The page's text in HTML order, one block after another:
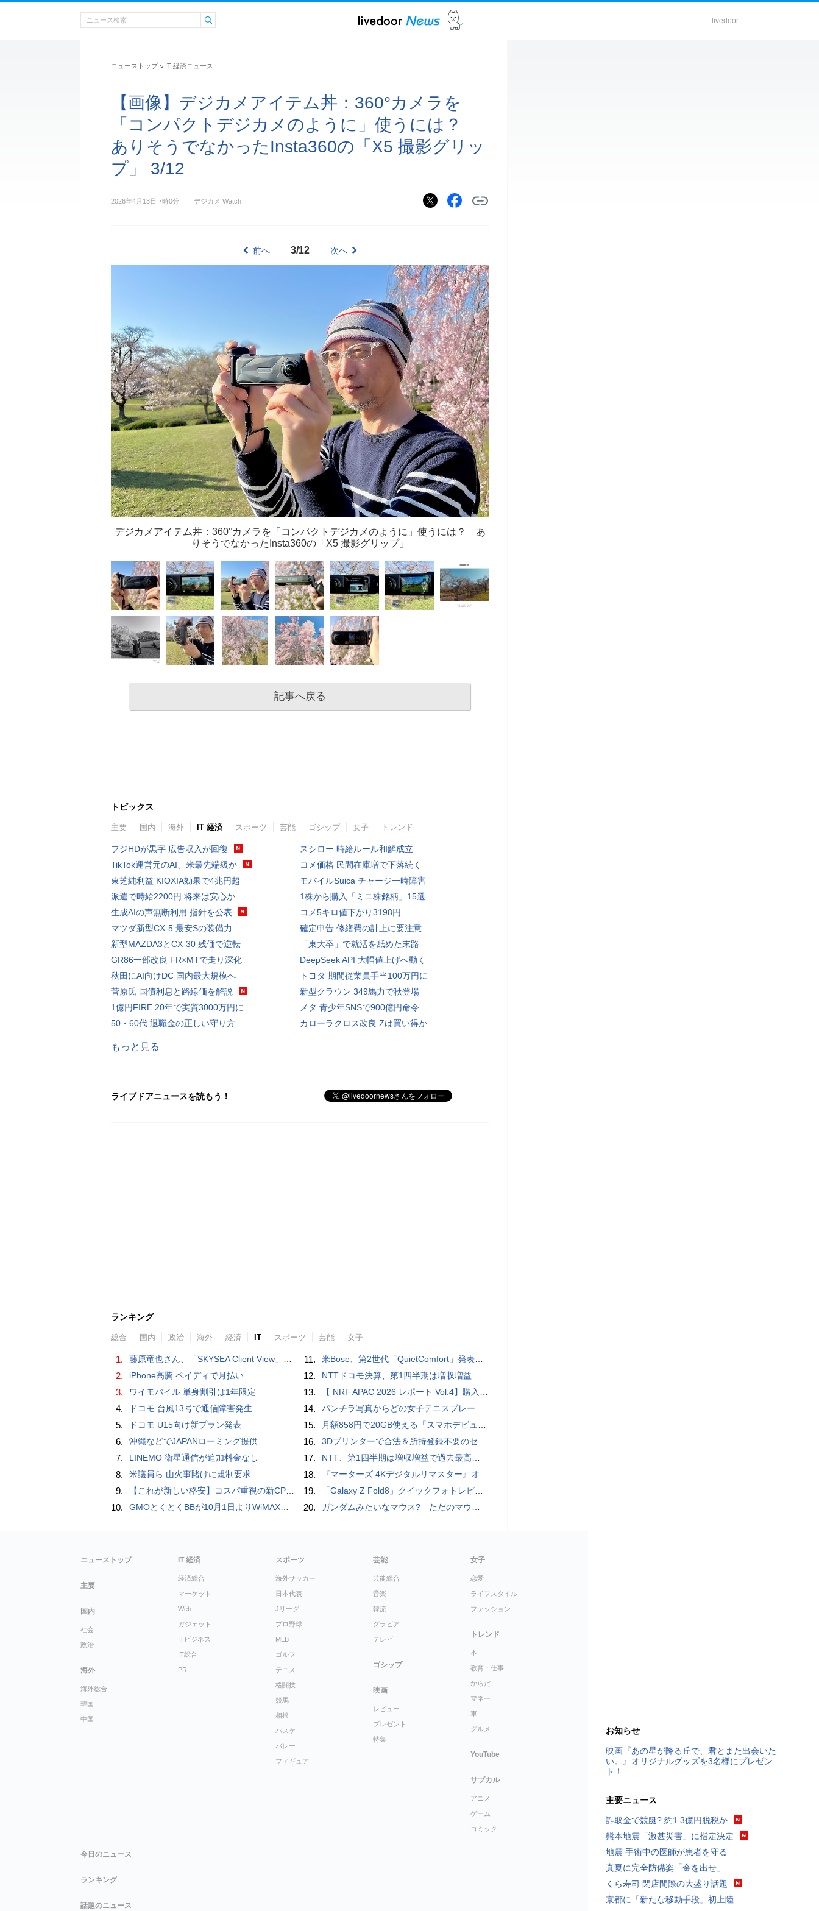
livedoor
ニューストップ > IT 経済ニュース
【画像】デジカメアイテム丼：360°カメラを
「コンパクトデジカメのように」使うには？
ありそうでなかったInsta360の「X5 撮影グリッ
プ」 3/12
2026年4月13日 7時0分 デジカメ Watch
前へ 3/12 次へ
デジカメアイテム丼：360°カメラを「コンパクトデジカメのように」使うには？ あ
りそうでなかったInsta360の「X5 撮影グリップ」
記事へ戻る
トピックス
主要 国内 海外 IT 経済 スポーツ 芸能 ゴシップ 女子 トレンド
フジHDが黒字 広告収入が回復
TikTok運営元のAI、米最先端級か
東芝純利益 KIOXIA効果で4兆円超
派遣で時給2200円 将来は安心か
生成AIの声無断利用 指針を公表
マツダ新型CX-5 最安Sの装備力
新型MAZDA3とCX-30 残価で逆転
GR86一部改良 FR×MTで走り深化
秋田にAI向けDC 国内最大規模へ
菅原氏 国債利息と路線価を解説
1億円FIRE 20年で実質3000万円に
50・60代 退職金の正しい守り方
スシロー 時給ルール和解成立
コメ価格 民間在庫増で下落続く
モバイルSuica チャージ一時障害
1株から購入「ミニ株銘柄」15選
コメ5キロ値下がり3198円
確定申告 修繕費の計上に要注意
「東大卒」で就活を舐めた末路
DeepSeek API 大幅値上げへ動く
トヨタ 期間従業員手当100万円に
新型クラウン 349馬力で秋登場
メタ 青少年SNSで900億円命令
カローラクロス改良 Zは買い得か
もっと見る
ライブドアニュースを読もう！
ランキング
総合 国内 政治 海外 経済 IT スポーツ 芸能 女子
1. 藤原竜也さん、「SKYSEA Client View」新CMで「AI労務改善」をアピール 働き方をAIが分析したら「すぐに休んで」と言われる？
2. iPhone高騰 ペイディで月払い
3. ワイモバイル 単身割引は1年限定
4. ドコモ 台風13号で通信障害発生
5. ドコモ U15向け新プラン発表
6. 沖縄などでJAPANローミング提供
7. LINEMO 衛星通信が追加料金なし
8. 米議員ら 山火事賭けに規制要求
9. 【これが新しい格安】コスパ重視の新CPUを搭載した「 Beelink EQi Wildcat Lake Core 3 304」をレビューします。なんと10G LANも搭載していますよ
10. GMOとくとくBBが10月1日よりWiMAXなど月額605円値上げ！全6種の重要変更を徹底解説
11. 米Bose、第2世代「QuietComfort」発表 ノイキャン強化、メガネ着用時の低下を抑制
12. NTTドコモ決算、第1四半期は増収増益 通信収入に底打ちの兆し、金融・AIを強化
13. 【 NRF APAC 2026 レポート Vol.4】購入の瞬間に眠る価値 Transaction Momentとリテールの次の成長戦略
14. パンチラ写真からどの女子テニスプレーヤーのものなのか当てるクイズ「Tennis Upskirts」
15. 月額858円で20GB使える「スマホデビュープラン U15」ドコモが提供、ahamoも割引になる親子割も
16. 3Dプリンターで合法＆所持登録不要のセミオートマチック銃を自作、発砲試験にも成功した猛者が登場
17. NTT、第1四半期は増収増益で過去最高 IOWNや分散GPUの取り組みを説明
18. 『マーターズ 4Kデジタルリマスター』オールナイト上映、鬼畜な併映作品が決定 全部観たら“生還証”をプレゼント［ホラー通信］
19. 「Galaxy Z Fold8」クイックフォトレビュー
20. ガンダムみたいなマウス? ただのマウスとは違うのだよ1944通りの形状に変更できる驚異のマウス
お知らせ
映画『あの星が降る丘で、君とまた出会いた
い。』オリジナルグッズを3名様にプレゼン
ト！
主要ニュース
詐取金で競艇? 約1.3億円脱税か
熊本地震「激甚災害」に指定決定
地震 手術中の医師が患者を守る
真夏に完全防備姿「金を出せ」
くら寿司 閉店間際の大盛り話題
京都に「新たな移動手段」初上陸
ニューストップ
主要
国内
社会
政治
海外
海外総合
韓国
中国
IT 経済
経済総合
マーケット
Web
ガジェット
ITビジネス
IT総合
PR
スポーツ
海外サッカー
日本代表
Jリーグ
プロ野球
MLB
ゴルフ
テニス
格闘技
競馬
相撲
バスケ
バレー
フィギュア
芸能
芸能総合
音楽
韓流
グラビア
テレビ
ゴシップ
映画
レビュー
プレゼント
特集
女子
恋愛
ライフスタイル
ファッション
トレンド
本
教育・仕事
からだ
マネー
車
グルメ
YouTube
サブカル
アニメ
ゲーム
コミック
今日のニュース
ランキング
話題のニュース